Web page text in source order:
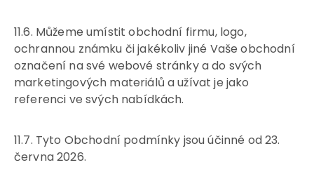
11.6. Můžeme umístit obchodní firmu, logo,
ochrannou známku či jakékoliv jiné Vaše obchodní
označení na své webové stránky a do svých
marketingových materiálů a užívat je jako
referenci ve svých nabídkách.
11.7. Tyto Obchodní podmínky jsou účinné od 23.
června 2026.